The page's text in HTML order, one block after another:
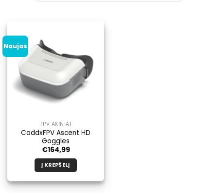
Naujas
FPV AKINIAI
CaddxFPV Ascent HD
Goggles
€164,99
Į KREPŠELĮ